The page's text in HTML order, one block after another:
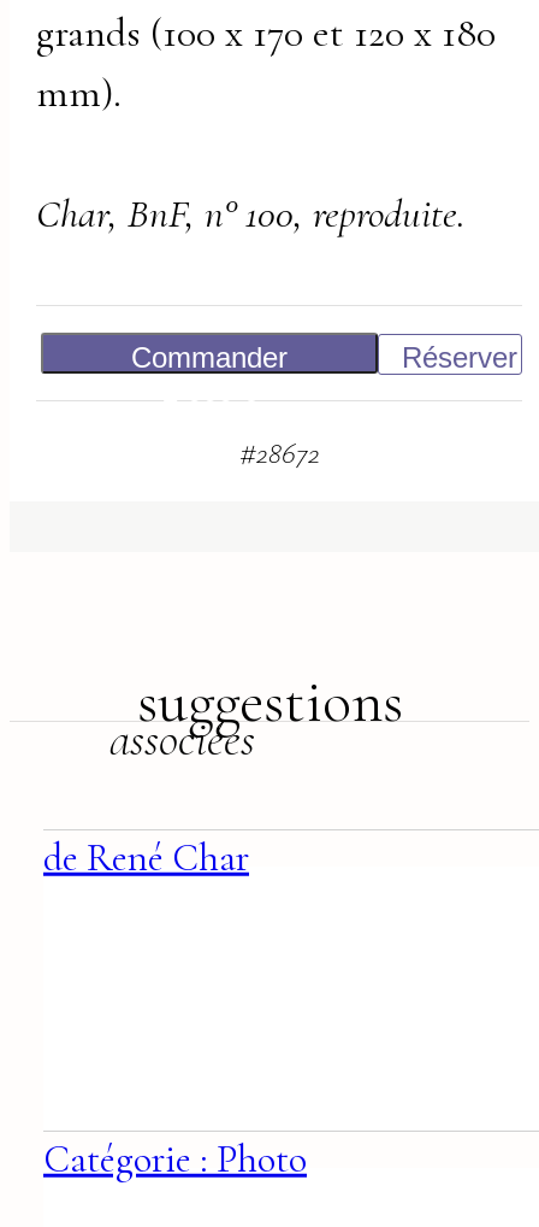
grands (100 x 170 et 120 x 180
mm).
Char, BnF, n° 100, reproduite.
Commander
Réserver
#28672
suggestions
associées
de René Char
Catégorie : Photo